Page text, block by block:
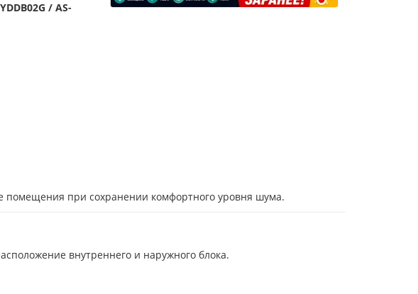
/ AS-
помещения при сохранении комфортного уровня шума.
внутреннего и наружного блока.